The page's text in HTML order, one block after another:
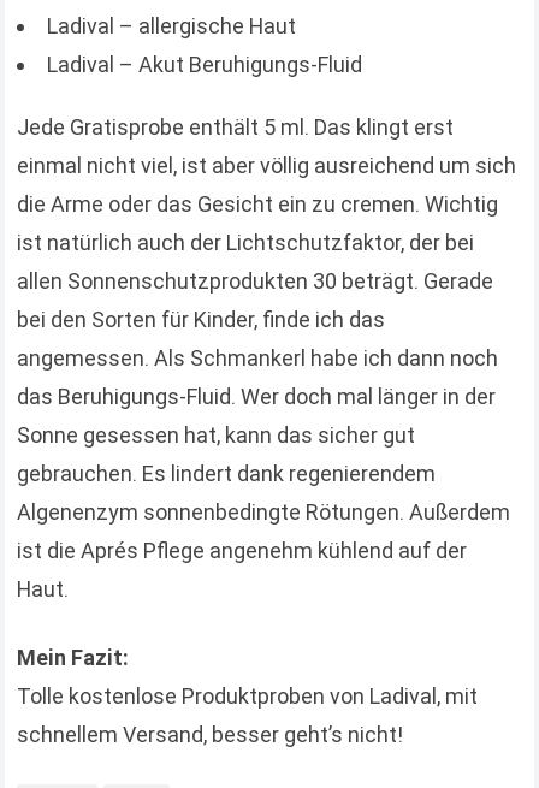
Ladival – allergische Haut
Ladival – Akut Beruhigungs-Fluid
Jede Gratisprobe enthält 5 ml. Das klingt erst
einmal nicht viel, ist aber völlig ausreichend um sich
die Arme oder das Gesicht ein zu cremen. Wichtig
ist natürlich auch der Lichtschutzfaktor, der bei
allen Sonnenschutzprodukten 30 beträgt. Gerade
bei den Sorten für Kinder, finde ich das
angemessen. Als Schmankerl habe ich dann noch
das Beruhigungs-Fluid. Wer doch mal länger in der
Sonne gesessen hat, kann das sicher gut
gebrauchen. Es lindert dank regenierendem
Algenenzym sonnenbedingte Rötungen. Außerdem
ist die Aprés Pflege angenehm kühlend auf der
Haut.
Mein Fazit:
Tolle kostenlose Produktproben von Ladival, mit
schnellem Versand, besser geht’s nicht!